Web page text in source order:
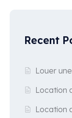
Recent
Louer
Location
Location